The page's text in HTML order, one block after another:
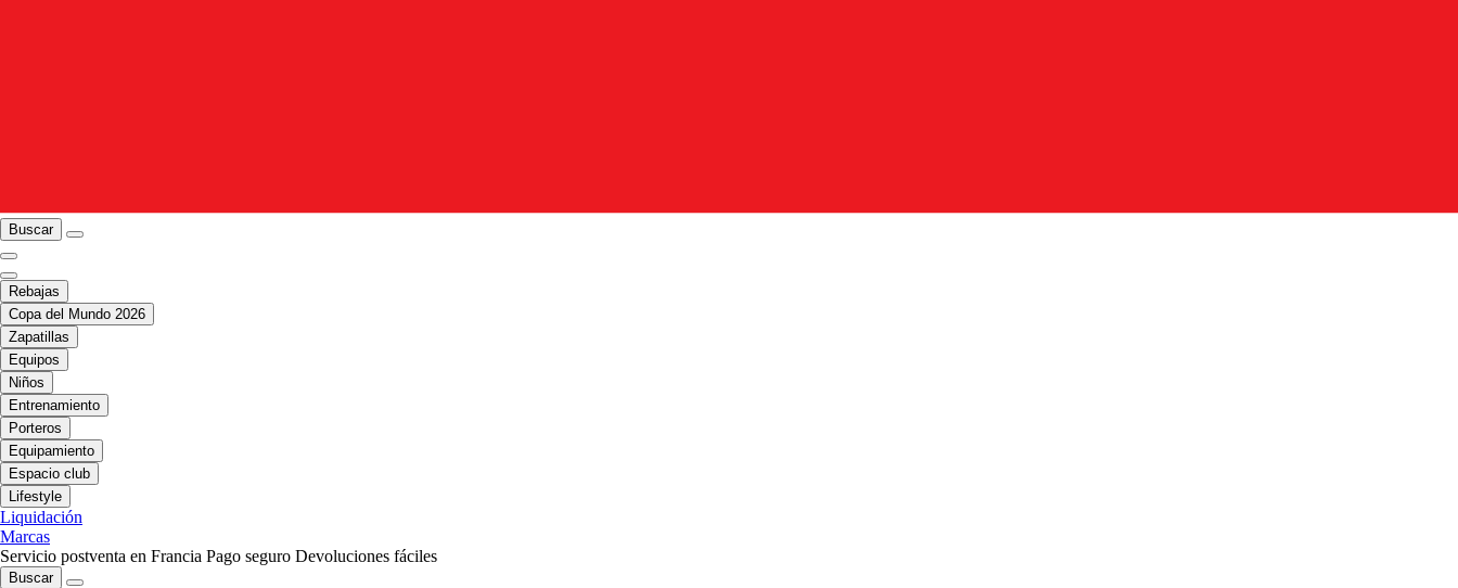
Buscar
Rebajas
Copa del Mundo 2026
Zapatillas
Equipos
Niños
Entrenamiento
Porteros
Equipamiento
Espacio club
Lifestyle
Liquidación
Marcas
Servicio postventa en Francia Pago seguro Devoluciones fáciles
Buscar